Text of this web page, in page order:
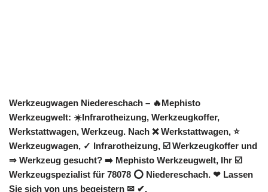
Werkzeugwagen Niedereschach – 🔥Mephisto
Werkzeugwelt: ☀️Infrarotheizung, Werkzeugkoffer,
Werkstattwagen, Werkzeug. Nach ❌ Werkstattwagen, ⭐
Werkzeugwagen, ✓ Infrarotheizung, ☑️ Werkzeugkoffer und
⇒ Werkzeug gesucht? ➡️ Mephisto Werkzeugwelt, Ihr ☑️
Werkzeugspezialist für 78078 ⭕ Niedereschach. ❤ Lassen
Sie sich von uns begeistern ✉ ✔.